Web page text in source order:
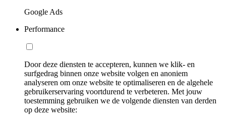
Google Ads
Performance
Door deze diensten te accepteren, kunnen we klik- en
surfgedrag binnen onze website volgen en anoniem
analyseren om onze website te optimaliseren en de algehele
gebruikerservaring voortdurend te verbeteren. Met jouw
toestemming gebruiken we de volgende diensten van derden
op deze website: